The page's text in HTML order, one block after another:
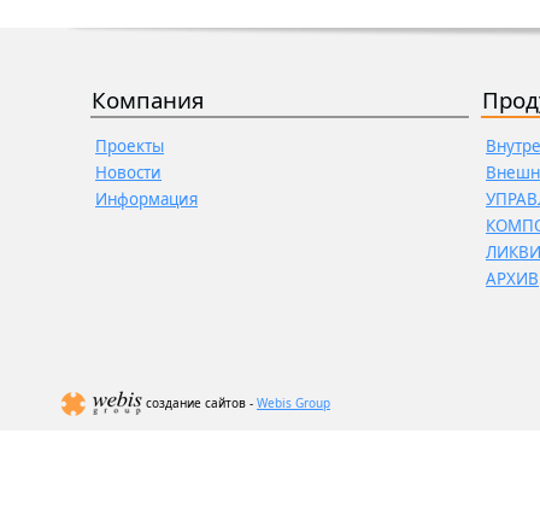
Компания
Проекты
Новости
Информация
АРХИВ
создание сайтов - Webis Group